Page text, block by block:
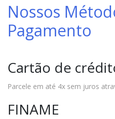
Nossos
Pagamento
Cartão de
Parcele em até 4x sem juros
FINAME